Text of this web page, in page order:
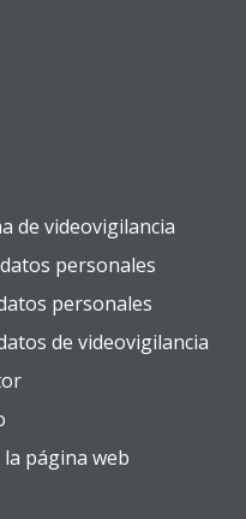
de videovigilancia
personales
personales
de videovigilancia
página web